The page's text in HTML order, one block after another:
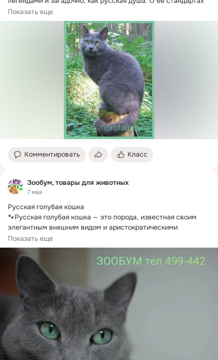
спорят...
Показать еще
Комментировать Класс
Зообум, товары для животных
7 мая
Русская голубая кошка
🐾Русская голубая кошка — это порода, известная своим
элегантным внешним видом и аристократическими
манерами.
Показать еще